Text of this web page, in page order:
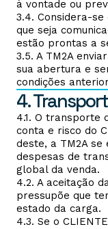
à vontade ou
3.4. Considera-
que seja
estão prontas a
3.5. A TM2A
sua abertura e
condições
4.
4.1. O transporte
conta e risco do
deste, a TM2A se
despesas de
global da venda.
4.2. A aceitação
pressupõe que
estado da carga.
4.3. Se o